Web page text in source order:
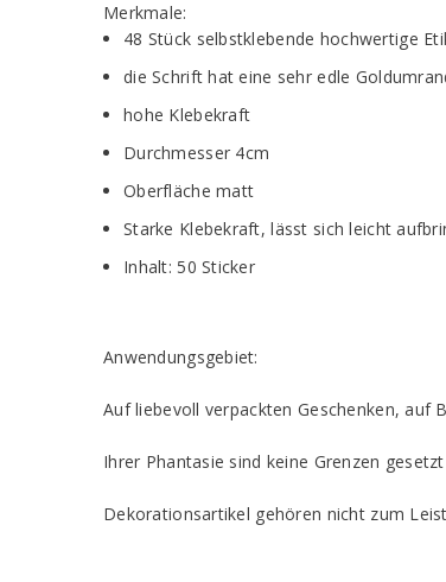
Merkmale:
48 Stück selbstklebende hochwertige
die Schrift hat eine sehr edle
hohe Klebekraft
Durchmesser 4cm
Oberfläche matt
Starke Klebekraft, lässt sich leicht
Inhalt: 50 Sticker
Anwendungsgebiet:
Auf liebevoll verpackten Geschenken, auf
Ihrer Phantasie sind keine Grenzen gesetzt
Dekorationsartikel gehören nicht zum